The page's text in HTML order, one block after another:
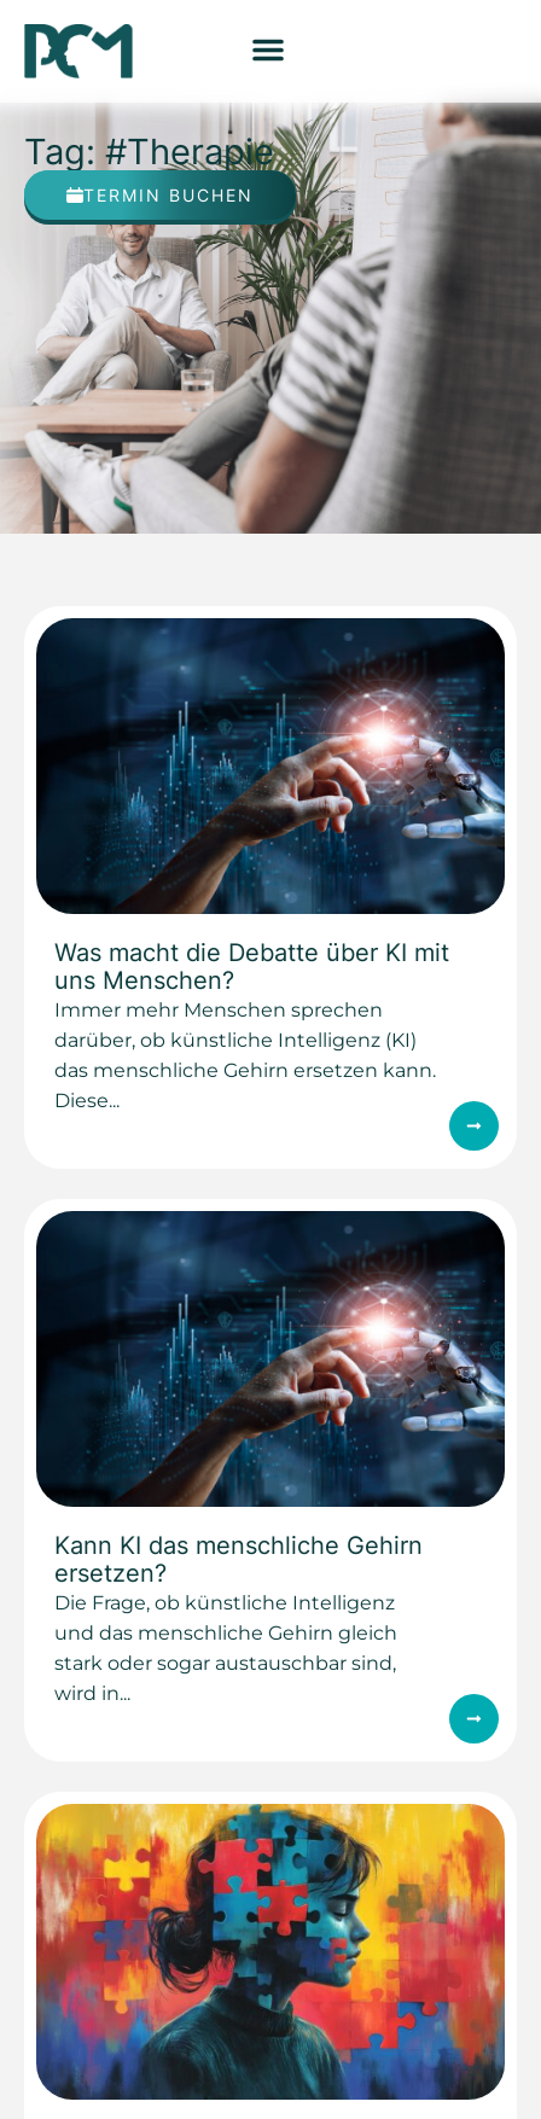
Tag: #Therapie
TERMIN BUCHEN
Was macht die Debatte über KI mit
uns Menschen?
Immer mehr Menschen sprechen
darüber, ob künstliche Intelligenz (KI)
das menschliche Gehirn ersetzen kann.
Diese...
Kann KI das menschliche Gehirn
ersetzen?
Die Frage, ob künstliche Intelligenz
und das menschliche Gehirn gleich
stark oder sogar austauschbar sind,
wird in...